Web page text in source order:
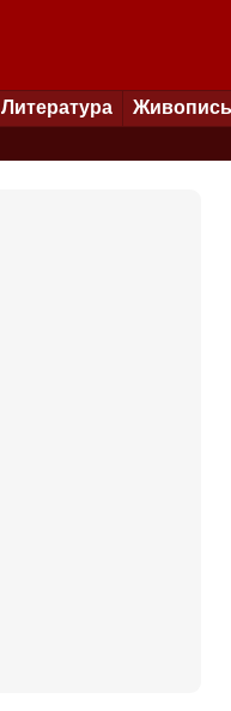
Литература Живопись